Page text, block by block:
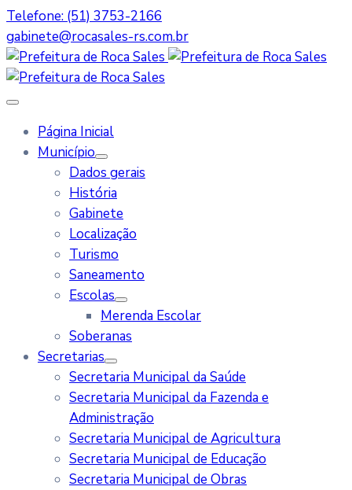
Telefone: (51) 3753-2166
gabinete@rocasales-rs.com.br
Página Inicial
Município
Dados gerais
História
Gabinete
Localização
Turismo
Saneamento
Escolas
Merenda Escolar
Soberanas
Secretarias
Secretaria Municipal da Saúde
Secretaria Municipal da Fazenda e
Administração
Secretaria Municipal de Agricultura
Secretaria Municipal de Educação
Secretaria Municipal de Obras